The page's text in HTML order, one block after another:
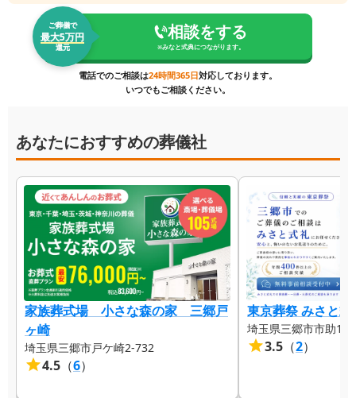
ご葬儀で
最大5万円
還元
相談をする
※みなと式典につながります。
電話でのご相談は24時間365日対応しております。
いつでもご相談ください。
あなたにおすすめの葬儀社
家族葬式場 小さな森の家 三郷戸
ヶ崎
埼玉県三郷市戸ケ崎2-732
4.5 （6）
東京葬祭 みさと式
埼玉県三郷市市助
3.5 （2）